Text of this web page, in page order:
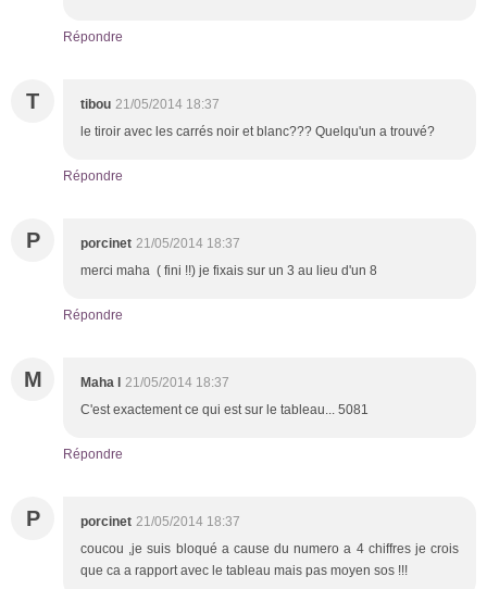
Répondre
T tibou 21/05/2014 18:37
le tiroir avec les carrés noir et blanc??? Quelqu'un a trouvé?
Répondre
P porcinet 21/05/2014 18:37
merci maha ( fini !!) je fixais sur un 3 au lieu d'un 8
Répondre
M Maha l 21/05/2014 18:37
C'est exactement ce qui est sur le tableau... 5081
Répondre
P porcinet 21/05/2014 18:37
coucou ,je suis bloqué a cause du numero a 4 chiffres je crois
que ca a rapport avec le tableau mais pas moyen sos !!!